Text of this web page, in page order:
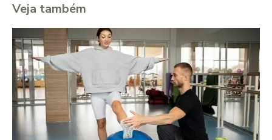
Veja também